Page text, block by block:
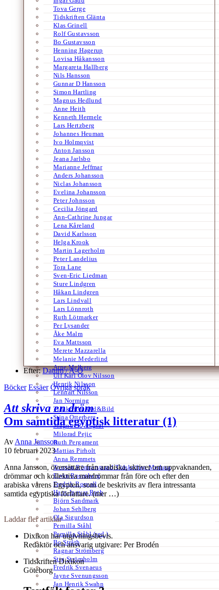
Tova Gerge
Tidskriften Glänta
Klas Grinell
Rolf Gustavsson
Bo Gustavsson
Henning Hagerup
Lovisa Håkansson
Margareta Hallberg
Nils Hansson
Gunnar D Hansson
Simon Hartling
Magnus Hedlund
Anne Heith
Kenneth Hermele
Lars Hertzberg
Johannes Heuman
Ivo Holmqvist
Anton Jansson
Jeana Jarlsbo
Marianne Jeffmar
Anders Johansson
Niclas Johansson
Evelina Johansson
Peter Johnsson
Cecilia Jöngard
Ann-Cathrine Jungar
Lena Kåreland
David Karlsson
Helga Krook
Martin Lagerholm
Peter Landelius
Tora Lane
Sven-Eric Liedman
Sture Lindgren
Håkan Lindgren
Lars Lindvall
Lars Lönnroth
Ruth Lötmarker
Per Lysander
Åke Malm
Eva Mattsson
Merete Mazzarella
Melanie Mederlind
Arne Melberg
Ulf Karl Olov Nilsson
Henrik Nilsson
Lennart Nilsson
Jan Norming
Tidskriften Ord&Bild
Stina Otterberg
Magnus P. Ängsal
Milorad Pejic
Ruth Pergament
Mattias Pirholt
Anna Remmets
Torsten Rönnerstrand Tidskriften Medusa
Ervin Rosenberg
Fredrik Rosvall
Hans-Ingvar Roth
Björn Sandmark
Johan Sehlberg
Ola Sigurdson
Pernilla Ståhl
Pernilla Ståhl (red.)
Bo Stråth
Ragnar Strömberg
Stig Strömholm
Fredrik Svenaeus
Jayne Svenungsson
Jan Henrik Swahn
Efter:Datum /A-Ö
Böcker Essäer Övriga språk
Att skriva en dröm
Om samtida egyptisk litteratur (1)
AvAnna Jansson
10 februari 2023
Anna Jansson, översättare från arabiska, skriver om uppvaknanden,
drömmar och kollektiva mardrömmar från före och efter den
arabiska vårens Egypten, som de beskrivits av flera intressanta
samtida egyptiska författare. (mer …)
Laddar fler artiklar
Dixikon har utgivningsbevis.
Redaktör och ansvarig utgivare: Per Brodén
Tidskriften Dixikon
Göteborg